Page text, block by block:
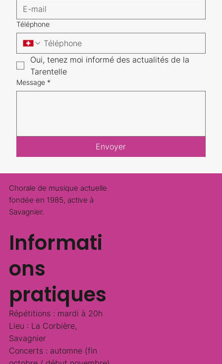
Téléphone
Oui, tenez moi informé des actualités de la
Tarentelle
Message *
Envoyer
Chorale de musique actuelle
fondée en 1985, active à
Savagnier.
Informati
ons
pratiques
Répétitions : mardi à 20h
Lieu : La Corbière,
Savagnier
Concerts : automne (fin